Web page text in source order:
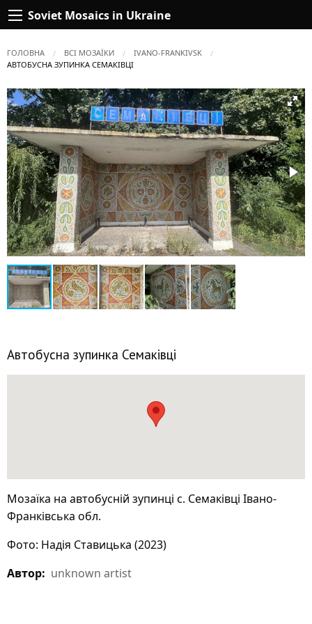
Soviet Mosaics in Ukraine
ГОЛОВНА ВСІ МОЗАЇКИ
IVANO-FRANKIVSK
ПОТОЧНА:
АВТОБУСНА ЗУПИНКА СЕМАКІВЦІ
Автобусна зупинка Семаківці
Мозаїка на автобусній зупинці с. Семаківці Івано-
Франківська обл.
Фото: Надія Ставицька (2023)
Автор: unknown artist